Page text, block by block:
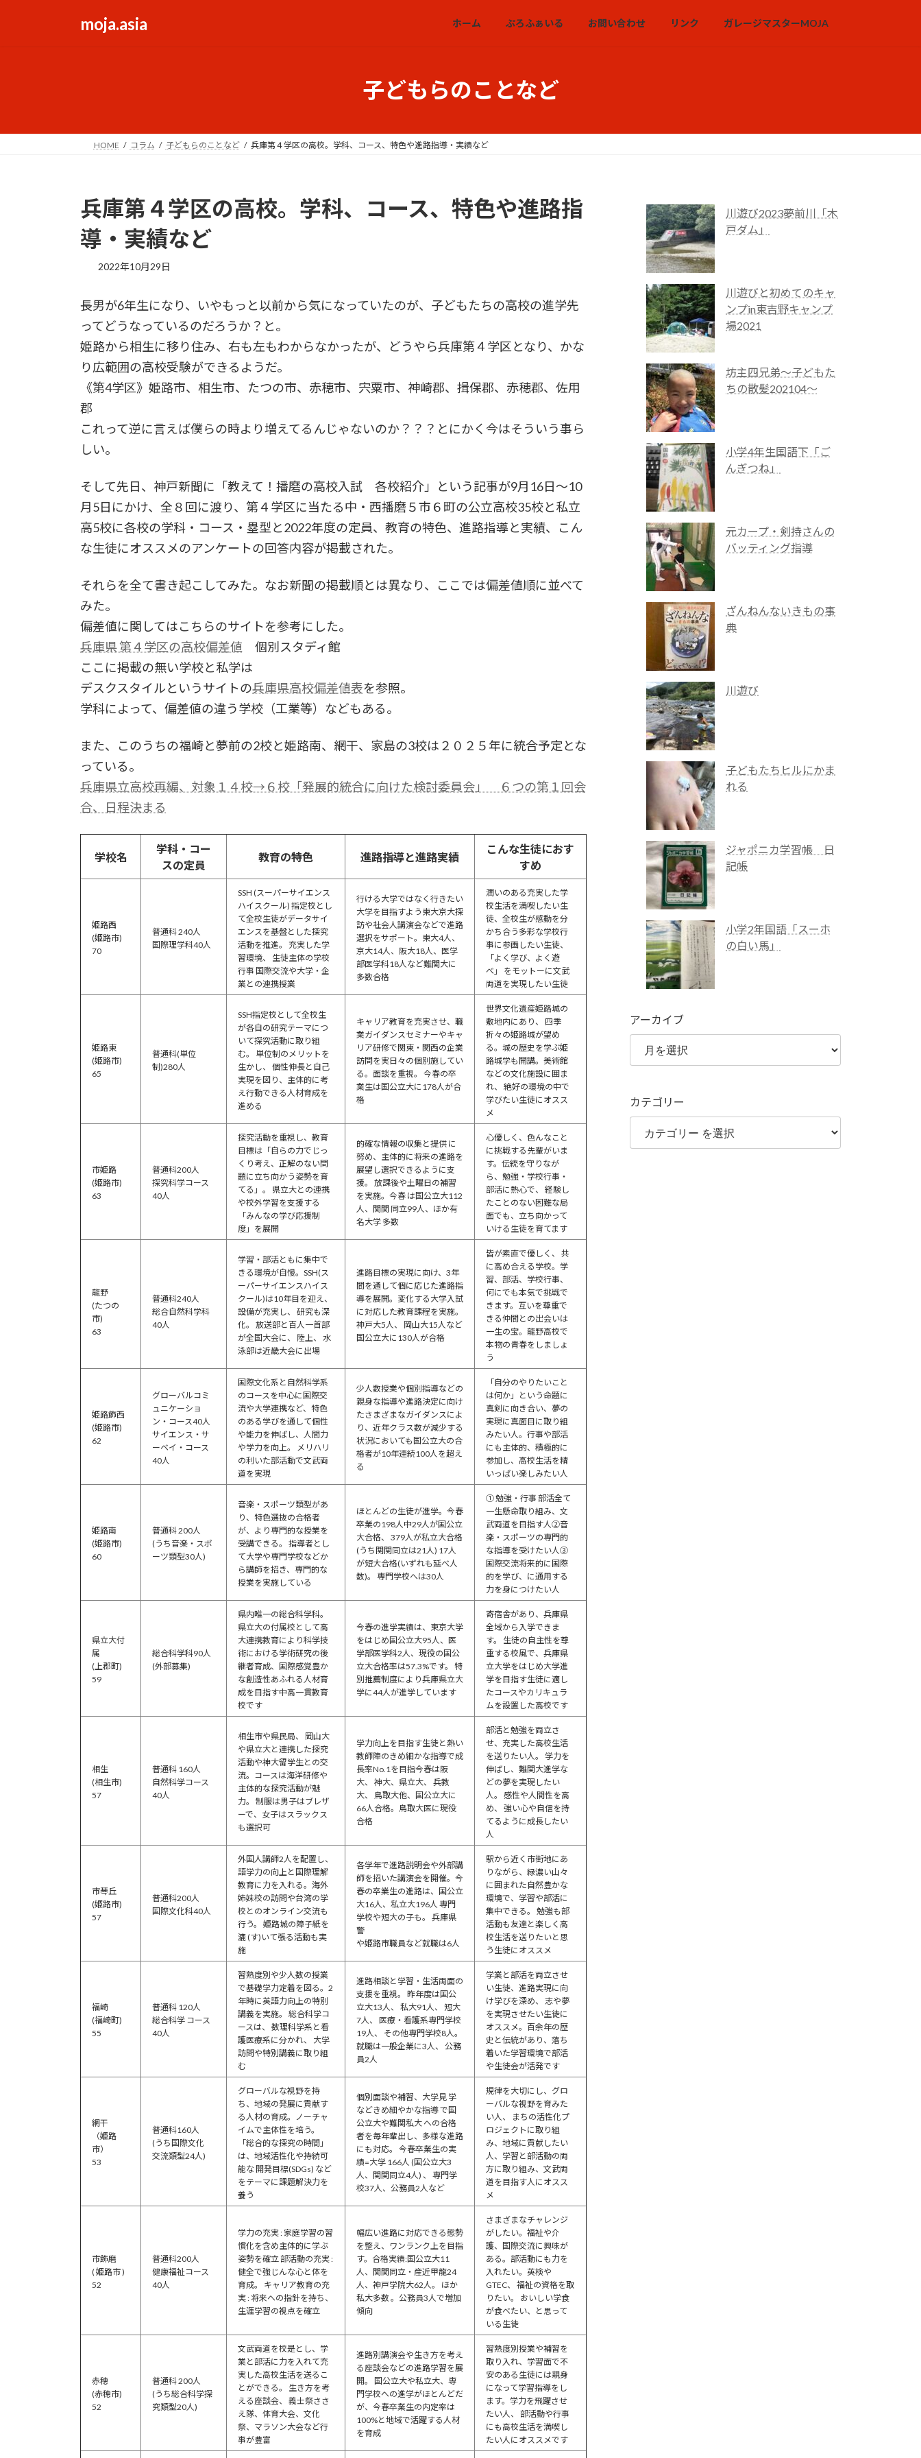
moja.asia ホーム ぷろふぁいる お問い合わせ リンク ガレージマスターMOJA
子どもらのことなど
HOME コラム 子どもらのことなど 兵庫第４学区の高校。学科、コース、特色や進路指導・実績など
兵庫第４学区の高校。学科、コース、特色や進路指
導・実績など
2022年10月29日
長男が6年生になり、いやもっと以前から気になっていたのが、子どもたちの高校の進学先
ってどうなっているのだろうか？と。
姫路から相生に移り住み、右も左もわからなかったが、どうやら兵庫第４学区となり、かな
り広範囲の高校受験ができるようだ。
《第4学区》姫路市、相生市、たつの市、赤穂市、宍粟市、神崎郡、揖保郡、赤穂郡、佐用
郡
これって逆に言えば僕らの時より増えてるんじゃないのか？？？とにかく今はそういう事ら
しい。
そして先日、神戸新聞に「教えて！播磨の高校入試 各校紹介」という記事が9月16日～10
月5日にかけ、全８回に渡り、第４学区に当たる中・西播磨５市６町の公立高校35校と私立
高5校に各校の学科・コース・塁型と2022年度の定員、教育の特色、進路指導と実績、こん
な生徒にオススメのアンケートの回答内容が掲載された。
それらを全て書き起こしてみた。なお新聞の掲載順とは異なり、ここでは偏差値順に並べて
みた。
偏差値に関してはこちらのサイトを参考にした。
兵庫県 第４学区の高校偏差値 個別スタディ館
ここに掲載の無い学校と私学は
デスクスタイルというサイトの兵庫県高校偏差値表を参照。
学科によって、偏差値の違う学校（工業等）などもある。
また、このうちの福崎と夢前の2校と姫路南、網干、家島の3校は２０２５年に統合予定とな
っている。
兵庫県立高校再編、対象１４校→６校「発展的統合に向けた検討委員会」 ６つの第１回会
合、日程決まる
学校名
学科・コー
スの定員
教育の特色 進路指導と進路実績
こんな生徒におす
すめ
姫路西
(姫路市)
70
普通科 240人
国際理学科40人
SSH (スーパーサイエンス
ハイスクール) 指定校とし
て全校生徒がデータサイ
エンスを基盤とした探究
活動を推進。 充実した学
習環境、 生徒主体の学校
行事 国際交流や大学・企
業との連携授業
行ける大学ではなく行きたい
大学を目指すよう東大京大探
訪や社会人講演会などで進路
選択をサポート。東大4人、
京大14人、阪大18人、医学
部医学科18人など難関大に
多数合格
潤いのある充実した学
校生活を満喫したい生
徒、全校生が感動を分
かち合う多彩な学校行
事に参画したい生徒、
「よく学び、よく遊
べ」 をモットーに文武
両道を実現したい生徒
姫路東
(姫路市)
65
普通科(単位
制)280人
SSH指定校として全校生
が各自の研究テーマにつ
いて探究活動に取り組
む。 単位制のメリットを
生かし、 個性伸長と自己
実現を図り、主体的に考
え行動できる人材育成を
進める
キャリア教育を充実させ、職
業ガイダンスセミナーやキャ
リア研修で関東・関西の企業
訪問を実日々の個別施してい
る。面談を重視。 今春の卒
業生は国公立大に178人が合
格
世界文化遺産姫路城の
敷地内にあり、 四季
折々の姫路城が望め
る。城の歴史を学ぶ姫
路城学も開講。美術館
などの文化施設に囲ま
れ、 絶好の環境の中で
学びたい生徒にオスス
メ
市姫路
(姫路市)
63
普通科200人
探究科学コース
40人
探究活動を重視し、教育
目標は「自らの力でじっ
くり考え、正解のない問
題に立ち向かう姿勢を育
てる」。 県立大との連携
や校外学習を支援する
「みんなの学び応援制
度」を展開
的確な情報の収集と提供 に
努め、主体的に将来の進路を
展望し選択できるように支
援。 放課後や土曜日の補習
を実施。今春 は国公立大112
人、関関 同立99人、ほか有
名大学 多数
心優しく、色んなこと
に挑戦する先輩がいま
す。伝統を守りなが
ら、勉強・学校行事・
部活に熱心で、 経験し
たことのない困難な局
面でも、立ち向かって
いける生徒を育てます
龍野
(たつの
市)
63
普通科240人
総合自然科学科
40人
学習・部活ともに集中で
きる環境が自慢。SSH(ス
ーパーサイエンスハイス
クール)は10年目を迎え、
設備が充実し、 研究も深
化。 放送部と百人一首部
が全国大会に、 陸上、 水
泳部は近畿大会に出場
進路目標の実現に向け、3年
間を通して個に応じた進路指
導を展開。変化する大学入試
に対応した教育課程を実施。
神戸大5人、 岡山大15人など
国公立大に130人が合格
皆が素直で優しく、 共
に高め合える学校。学
習、部活、学校行事、
何にでも本気で挑戦で
きます。互いを尊重で
きる仲間との出会いは
一生の宝。龍野高校で
本物の青春をしましょ
う
姫路飾西
(姫路市)
62
グローバルコミ
ュニケーショ
ン・コース40人
サイエンス・サ
ーベイ・コース
40人
国際文化系と自然科学系
のコースを中心に国際交
流や大学連携など、特色
のある学びを通して個性
や能力を伸ばし、人間力
や学力を向上。 メリハリ
の利いた部活動で文武両
道を実現
少人数授業や個別指導などの
親身な指導や進路決定に向け
たさまざまなガイダンスによ
り、近年クラス数が減少する
状況においても国公立大の合
格者が10年連続100人を超え
る
「自分のやりたいこと
は何か」という命題に
真剣に向き合い、夢の
実現に真面目に取り組
みたい人。行事や部活
にも主体的、積極的に
参加し、高校生活を精
いっぱい楽しみたい人
姫路南
(姫路市)
60
普通科 200人
(うち音楽・スポ
ーツ類型30人)
音楽・スポーツ類型があ
り、特色選抜の合格者
が、より専門的な授業を
受講できる。 指導者とし
て大学や専門学校などか
ら講師を招き、専門的な
授業を実施している
ほとんどの生徒が進学。今春
卒業の198人中29人が国公立
大合格、 379人が私立大合格
(うち関関同立は21人) 17人
が短大合格(いずれも延べ人
数)。 専門学校へは30人
① 勉強・行事 部活全て
一生懸命取り組み、文
武両道を目指す人②音
楽・スポーツの専門的
な指導を受けたい人③
国際交流将来的に国際
的を学び、に通用する
力を身につけたい人
県立大付
属
(上郡町)
59
総合科学科90人
(外部募集)
県内唯一の総合科学科。
県立大の付属校として高
大連携教育により科学技
術における学術研究の後
継者育成、国際感覚豊か
な創造性あふれる人材育
成を目指す中高一貫教育
校です
今春の進学実績は、東京大学
をはじめ国公立大95人、医
学部医学科2人、現役の国公
立大合格率は57.3%です。 特
別推薦制度により兵庫県立大
学に44人が進学しています
寄宿舎があり、兵庫県
全域から入学できま
す。 生徒の自主性を尊
重する校風で、兵庫県
立大学をはじめ大学進
学を目指す生徒に適し
たコースやカリキュラ
ムを設置した高校です
相生
(相生市)
57
普通科 160人
自然科学コース
40人
相生市や県民局、 岡山大
や県立大と連携した探究
活動や神大留学生との交
流。コースは海洋研修や
主体的な探究活動が魅
力。 制服は男子はブレザ
ーで、女子はスラックス
も選択可
学力向上を目指す生徒と熱い
教師陣のきめ細かな指導で成
長率No.1を目指今春は阪
大、 神大、県立大、 兵教
大、 鳥取大他、国公立大に
66人合格。鳥取大医に現役
合格
部活と勉強を両立さ
せ、充実した高校生活
を送りたい人。 学力を
伸ばし、難関大進学な
どの夢を実現したい
人。 感性や人間性を高
め、 強い心や自信を持
てるように成長したい
人
市琴丘
(姫路市)
57
普通科200人
国際文化科40人
外国人講師2人を配置し、
語学力の向上と国際理解
教育に力を入れる。海外
姉妹校の訪問や台湾の学
校とのオンライン交流も
行う。 姫路城の障子紙を
漉 (す)いて張る活動も実
施
各学年で進路説明会や外部講
師を招いた講演会を開催。今
春の卒業生の進路は、国公立
大16人、私立大196人 専門
学校や短大の子も。 兵庫県
警
や姫路市職員など就職は6人
駅から近く市街地にあ
りながら、緑濃い山々
に囲まれた自然豊かな
環境で、学習や部活に
集中できる。 勉強も部
活動も友達と楽しく高
校生活を送りたいと思
う生徒にオススメ
福崎
(福崎町)
55
普通科 120人
総合科学 コース
40人
習熟度別や少人数の授業
で基礎学力定着を図る。2
年時に英語力向上の特別
講義を実施。 総合科学コ
ースは、 数理科学系と看
護医療系に分かれ、 大学
訪問や特別講義に取り組
む
進路相談と学習・生活両面の
支援を重視。 昨年度は国公
立大13人、 私大91人、 短大
7人、 医療・看護系専門学校
19人、 その他専門学校8人。
就職は一般企業に3人、 公務
員2人
学業と部活を両立させ
い生徒、進路実現に向
け学びを深め、 志や夢
を実現させたい生徒に
オススメ。百余年の歴
史と伝統があり、落ち
着いた学習環境で部活
や生徒会が活発です
網干
（姫路
市）
53
普通科160人
(うち国際文化
交流類型24人)
グローバルな視野を持
ち、地域の発展に貢献す
る人材の育成。ノーチャ
イムで主体性を培う。
「総合的な探究の時間」
は、地域活性化や持続可
能な 開発目標(SDGs) など
をテーマに課題解決力を
養う
個別面談や補習、大学見 学
などきめ細やかな指導 で国
公立大や難関私大 への合格
者を毎年輩出し、多様な進路
にも対応。 今春卒業生の実
績=大学 166人 (国公立大3
人、関関同立4人) 、 専門学
校37人、公務員2人など
規律を大切にし、グロ
ーバルな視野を育みた
い人、 まちの活性化プ
ロジェクトに取り組
み、地域に貢献したい
人、学習と部活動の両
方に取り組み、文武両
道を目指す人にオスス
メ
市飾磨
( 姫路市 )
52
普通科200人
健康福祉コース
40人
学力の充実 : 家庭学習の習
慣化を含め主体的に学ぶ
姿勢を確立 部活動の充実 :
健全で強じんな心と体を
育成。 キャリア教育の充
実 : 将来への指針を持ち、
生涯学習の視点を確立
幅広い進路に対応できる態勢
を整え、ワンランク上を目指
す。合格実績:国公立大11
人、関関同立・産近甲龍24
人、神戸学院大62人。 ほか
私大多数 。公務員3人で増加
傾向
さまざまなチャレンジ
がしたい。福祉や介
護、国際交流に興味が
ある。部活動にも力を
入れたい。英検や
GTEC、 福祉の資格を取
りたい。 おいしい学食
が食べたい、と思って
いる生徒
赤穂
(赤穂市)
52
普通科 200人
(うち総合科学探
究類型20人)
文武両道を校是とし、学
業と部活に力を入れて充
実した高校生活を送るこ
とができる。 生き方を考
える座談会、 義士祭ささ
え隊、体育大会、文化
祭、マラソン大会など行
事が豊富
進路別講演会や生き方を考え
る座談会などの進路学習を展
開。 国公立大や私立大、専
門学校への進学がほとんどだ
が、今春卒業生の内定率は
100%と地域で活躍する人材
を育成
習熟度別授業や補習を
取り入れ、学習面で不
安のある生徒には親身
になって学習指導をし
ます。学力を飛躍させ
たい人、 部活動や行事
にも高校生活を満喫し
たい人にオススメです
川遊び2023夢前川「木
戸ダム」
川遊びと初めてのキャ
ンプin東吉野キャンプ
場2021
坊主四兄弟～子どもた
ちの散髪202104～
小学4年生国語下「ご
んぎつね」
元カープ・剣持さんの
バッティング指導
ざんねんないきもの事
典
川遊び
子どもたちヒルにかま
れる
ジャポニカ学習帳 日
記帳
小学2年国語「スーホ
の白い馬」
アーカイブ
カテゴリー